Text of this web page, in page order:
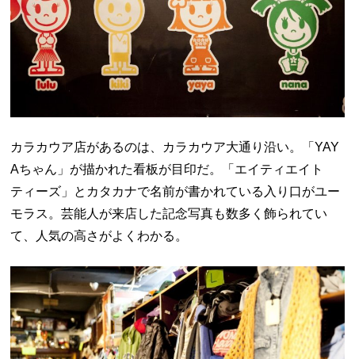
カラカウア店があるのは、カラカウア大通り沿い。「YAY
Aちゃん」が描かれた看板が目印だ。「エイティエイト
ティーズ」とカタカナで名前が書かれている入り口がユー
モラス。芸能人が来店した記念写真も数多く飾られてい
て、人気の高さがよくわかる。